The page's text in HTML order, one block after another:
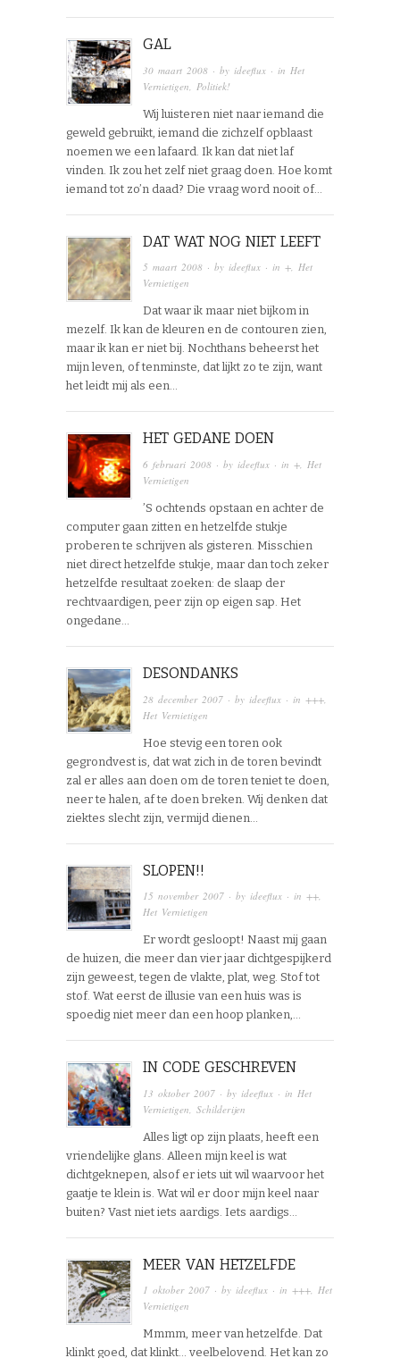
GAL
30 maart 2008 · by ideeflux · in Het
Vernietigen
Politiek!
Wij luisteren niet naar iemand die
geweld gebruikt, iemand die zichzelf opblaast
noemen we een lafaard. Ik kan dat niet laf
vinden. Ik zou het zelf niet graag doen. Hoe komt
iemand tot zo’n daad? Die vraag word nooit of…
DAT WAT NOG NIET LEEFT
5 maart 2008 · byideeflux · in+,Het
Vernietigen
Dat waar ik maar niet bijkom in
mezelf. Ik kan de kleuren en de contouren zien,
maar ik kan er niet bij. Nochthans beheerst het
mijn leven, of tenminste, dat lijkt zo te zijn, want
het leidt mij als een…
HET GEDANE DOEN
6 februari 2008 · by ideeflux · in+ Het
Vernietigen
’S ochtends opstaan en achter de
computer gaan zitten en hetzelfde stukje
proberen te schrijven als gisteren. Misschien
niet direct hetzelfde stukje, maar dan toch zeker
hetzelfde resultaat zoeken: de slaap der
rechtvaardigen, peer zijn op eigen sap. Het
ongedane…
DESONDANKS
28 december 2007 · by ideeflux · in+++
Het Vernietigen
Hoe stevig een toren ook
gegrondvest is, dat wat zich in de toren bevindt
zal er alles aan doen om de toren teniet te doen,
neer te halen, af te doen breken. Wij denken dat
ziektes slecht zijn, vermijd dienen…
SLOPEN!!
15 november 2007 · byideeflux · in++,
Het Vernietigen
Er wordt gesloopt! Naast mij gaan
de huizen, die meer dan vier jaar dichtgespijkerd
zijn geweest, tegen de vlakte, plat, weg. Stof tot
stof. Wat eerst de illusie van een huis was is
spoedig niet meer dan een hoop planken,…
IN CODE GESCHREVEN
13 oktober 2007 · by ideeflux · in Het
Vernietigen ,Schilderijen
Alles ligt op zijn plaats, heeft een
vriendelijke glans. Alleen mijn keel is wat
dichtgeknepen, alsof er iets uit wil waarvoor het
gaatje te klein is. Wat wil er door mijn keel naar
buiten? Vast niet iets aardigs. Iets aardigs…
MEER VAN HETZELFDE
1 oktober 2007 · byideeflux · in+++,Het
Vernietigen
Mmmm, meer van hetzelfde. Dat
klinkt goed, dat klinkt… veelbelovend. Het kan zo